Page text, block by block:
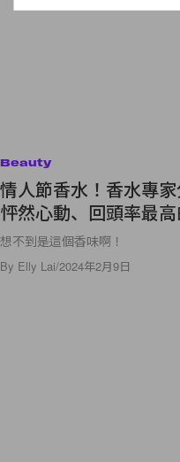
Beauty
情人節香水！香水專
怦然心動、回頭率最
想不到是這個香味啊！
By Elly Lai/2024年2月9日